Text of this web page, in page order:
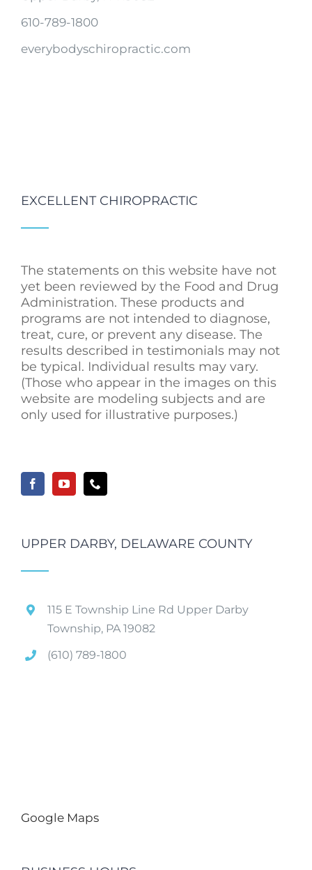
610-789-1800
everybodyschiropractic.com
EXCELLENT CHIROPRACTIC
The statements on this website have not
yet been reviewed by the Food and Drug
Administration. These products and
programs are not intended to diagnose,
treat, cure, or prevent any disease. The
results described in testimonials may not
be typical. Individual results may vary.
(Those who appear in the images on this
website are modeling subjects and are
only used for illustrative purposes.)
UPPER DARBY, DELAWARE COUNTY
115 E Township Line Rd Upper Darby
Township, PA 19082
(610) 789-1800
Google Maps